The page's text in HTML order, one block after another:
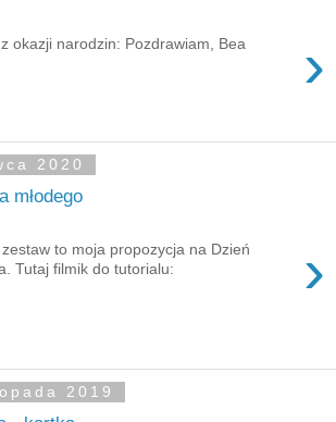
›
okazji narodzin: Pozdrawiam, Bea
2020
młodego
›
to moja propozycja na Dzień
Tutaj filmik do tutorialu:
2019